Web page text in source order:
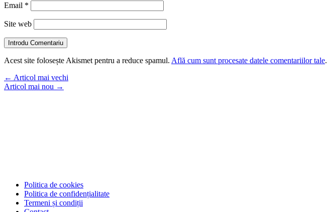
Email *
Site web
Introdu Comentariu
Acest site folosește Akismet pentru a reduce spamul. Află cum sunt procesate datele comentariilor tale.
← Articol mai vechi
Articol mai nou →
Politica de cookies
Politica de confidențialitate
Termeni și condiții